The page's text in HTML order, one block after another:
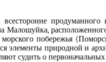
продуманного
Малошуйка,
побережья
элементы природной и
судить о